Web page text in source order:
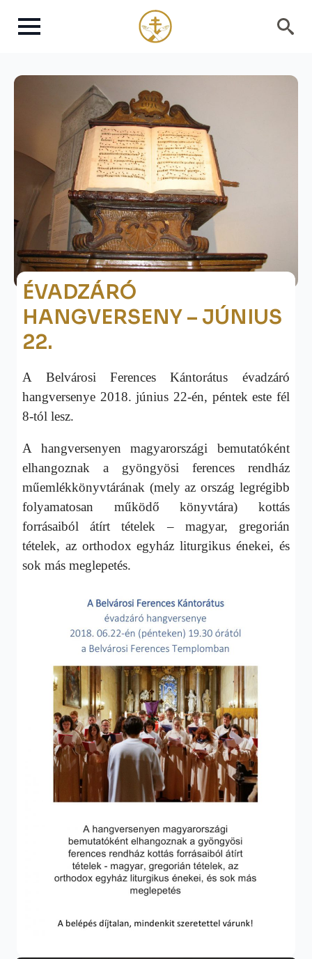
ÉVADZÁRÓ
HANGVERSENY – JÚNIUS
22.
A Belvárosi Ferences Kántorátus évadzáró
hangversenye 2018. június 22-én, péntek este fél
8-tól lesz.
A hangversenyen magyarországi bemutatóként
elhangoznak a gyöngyösi ferences rendház
műemlékkönyvtárának (mely az ország legrégibb
folyamatosan működő könyvtára) kottás
forrásaiból átírt tételek – magyar, gregorián
tételek, az orthodox egyház liturgikus énekei, és
sok más meglepetés.